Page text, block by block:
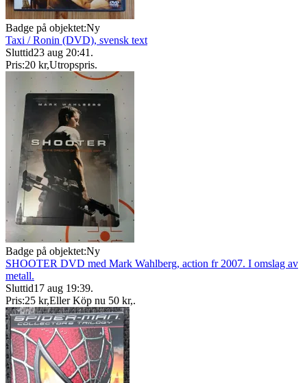
Badge på objektet:Ny
Taxi / Ronin (DVD), svensk text
Sluttid23 aug 20:41 .
Pris:20 kr,Utropspris.
Badge på objektet:Ny
SHOOTER DVD med Mark Wahlberg, action fr 2007. I omslag av
metall.
Sluttid17 aug 19:39.
Pris:25 kr,Eller Köp nu 50 kr,.